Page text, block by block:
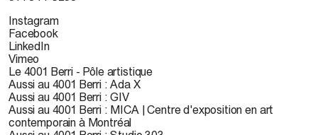
Instagram
Facebook
LinkedIn
Vimeo
Le 4001 Berri - Pôle artistique
Aussi au 4001 Berri : Ada X
Aussi au 4001 Berri : GIV
Aussi au 4001 Berri : MICA | Centre d'exposition en art
contemporain à Montréal